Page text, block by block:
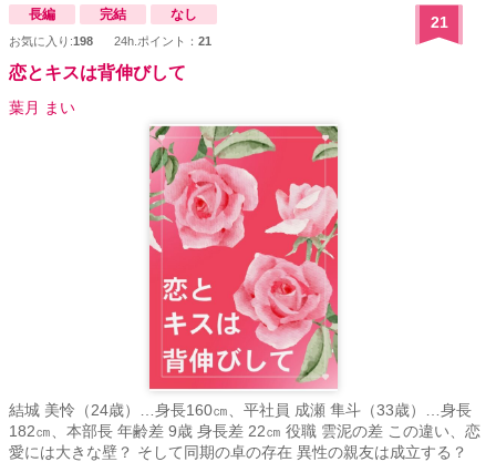
た次第。 ※この作品には挿絵が入ります。 ※要はサレ妻が心も身体
もイケメンに奪われて幸せになるお話です。（身も蓋もない） ※作
者は不倫を推奨しているわけではありません。お話のテーマに『略
奪』があるため、こういった設定となっております。 （作者個人と
だ不遇な人は報われてほしいな、とも思います。一途な女性を裏切
る奴ぁ地獄に落ちろってね！）
長編 完結 なし
お気に入り:198 24h.ポイント： 21
21
恋とキスは背伸びして
葉月 まい
結城 美怜（24歳）…身長160㎝、平社員 成瀬 隼斗（33歳）…身長
182㎝、本部長 年齢差 9歳 身長差 22㎝ 役職 雲泥の差 この違い、恋
愛には大きな壁？ そして同期の卓の存在 異性の親友は成立する？